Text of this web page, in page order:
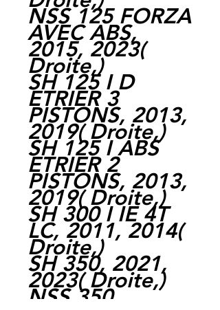
NSS 125 FORZA
AVEC ABS,
2015, 2023(
Droite,)
SH 125 I D
ETRIER 3
PISTONS, 2013,
2019(Droite,)
SH 125 I ABS
ETRIER 2
PISTONS, 2013,
2019(Droite,)
SH 300 I IE 4T
LC, 2011, 2014(
Droite,)
SH 350, 2021,
2023(Droite,)
NSS 350